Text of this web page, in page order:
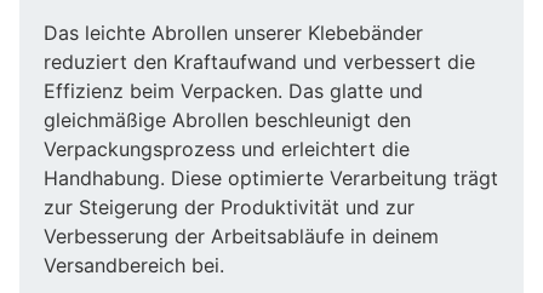
Das leichte Abrollen unserer Klebebänder
reduziert den Kraftaufwand und verbessert die
Effizienz beim Verpacken. Das glatte und
gleichmäßige Abrollen beschleunigt den
Verpackungsprozess und erleichtert die
Handhabung. Diese optimierte Verarbeitung trägt
zur Steigerung der Produktivität und zur
Verbesserung der Arbeitsabläufe in deinem
Versandbereich bei.